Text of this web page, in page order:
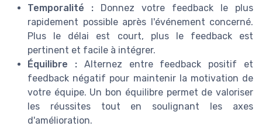
Temporalité : Donnez votre feedback le plus
rapidement possible après l'événement concerné.
Plus le délai est court, plus le feedback est
pertinent et facile à intégrer.
Équilibre :Alternez entre feedback positif et
feedback négatif pour maintenir la motivation de
votre équipe. Un bon équilibre permet de valoriser
les réussites tout en soulignant les axes
d'amélioration.